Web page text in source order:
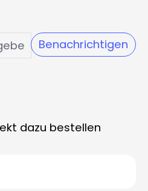
Benachrichtigen
dazu bestellen